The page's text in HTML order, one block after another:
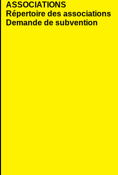
ASSOCIATIONS
Répertoire des associations
Demande de subvention